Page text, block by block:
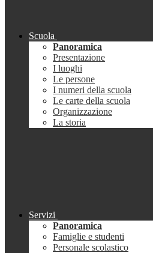
Scuola
Panoramica
Presentazione
I luoghi
Le persone
I numeri della scuola
Le carte della scuola
Organizzazione
La storia
Servizi
Panoramica
Famiglie e studenti
Personale scolastico